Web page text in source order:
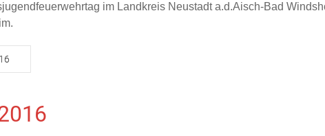
im Landkreis Neustadt a.d.Aisch-Bad